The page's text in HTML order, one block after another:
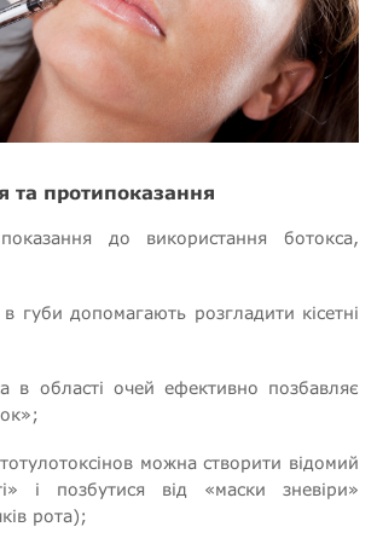
та протипоказання
до використання ботокса,
губи допомагають розгладити кісетні
в області очей ефективно позбавляє
можна створити відомий
і позбутися від «маски зневіри»
рота);